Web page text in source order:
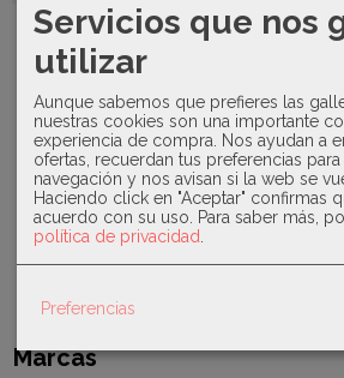
Marcas
Juliana -
gorro,
bufanda y...
37,00 €
Babidu -
Body tapeta
botones 1723
17,00 €
Servicios que nos
utilizar
Aunque sabemos que prefieres las
nuestras cookies son una importante
experiencia de compra. Nos ayudan a
ofertas, recuerdan tus preferencias para
navegación y nos avisan si la web se
Haciendo click en "Aceptar" confirmas
acuerdo con su uso.
Para saber más,
política de privacidad
Preferencias